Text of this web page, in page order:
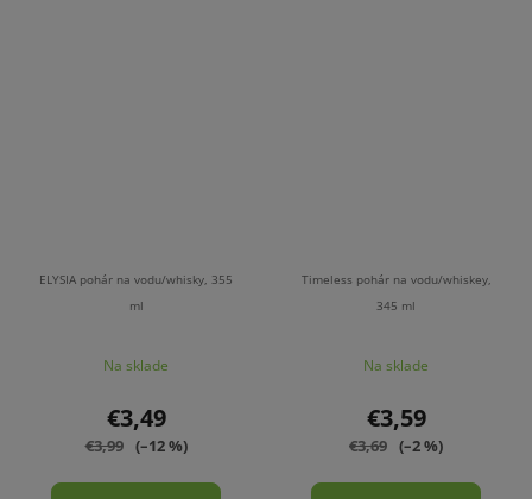
ELYSIA pohár na vodu/whisky, 355
ml
Na sklade
€3,49
€3,99 (–12 %)
Timeless pohár na vodu/whiskey,
345 ml
Na sklade
€3,59
€3,69 (–2 %)